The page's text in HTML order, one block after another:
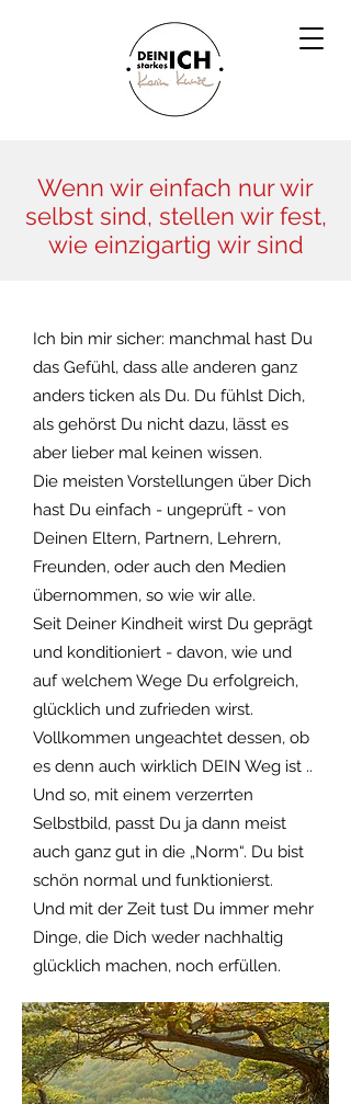
Wenn wir einfach nur wir
selbst sind, stellen wir fest,
wie einzigartig wir sind
Ich bin mir sicher: manchmal hast Du
das Gefühl, dass alle anderen ganz
anders ticken als Du. Du fühlst Dich,
als gehörst Du nicht dazu, lässt es
aber lieber mal keinen wissen.
Die meisten Vorstellungen über Dich
hast Du einfach - ungeprüft - von
Deinen Eltern, Partnern, Lehrern,
Freunden, oder auch den Medien
übernommen, so wie wir alle.
Seit Deiner Kindheit wirst Du geprägt
und konditioniert - davon, wie und
auf welchem Wege Du erfolgreich,
glücklich und zufrieden wirst.
Vollkommen ungeachtet dessen, ob
es denn auch wirklich DEIN Weg ist ..
Und so, mit einem verzerrten
Selbstbild, passt Du ja dann meist
auch ganz gut in die „Norm“. Du bist
schön normal und funktionierst.
Und mit der Zeit tust Du immer mehr
Dinge, die Dich weder nachhaltig
glücklich machen, noch erfüllen.